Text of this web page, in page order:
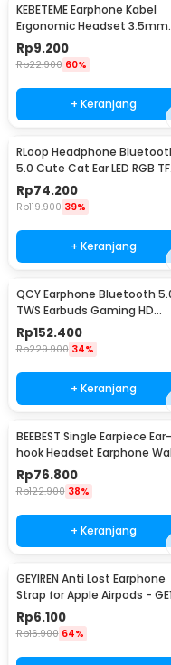
KEBETEME Earphone Kabel
Ergonomic Headset 3.5mm
Plug with Mic - KIK58
Rp9.200
Rp22.900 60%
+ Keranjang
RLoop Headphone
5.0 Cute Cat Ear LED RGB TF
Port 400mAh - LX-B39A
Rp74.200
Rp119.900 39%
+ Keranjang
QCY Earphone Bluetooth
TWS Earbuds Gaming HD
Stereo Low Latency - QCY-
Rp152.400
Rp229.900 34%
+ Keranjang
BEEBEST Single Earpiece Ear-
hook Headset Earphone
Talkie - H1
Rp76.800
Rp122.900 38%
+ Keranjang
GEYIREN Anti Lost Earphone
Strap for Apple Airpods -
Rp6.100
Rp16.900 64%